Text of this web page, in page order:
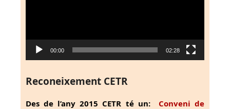
00:00 02:28
Reconeixement CETR
Des de l’any 2015 CETR té un: Conveni de